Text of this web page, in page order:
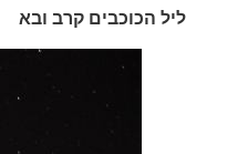
ליל הכוכבים קרב ובא